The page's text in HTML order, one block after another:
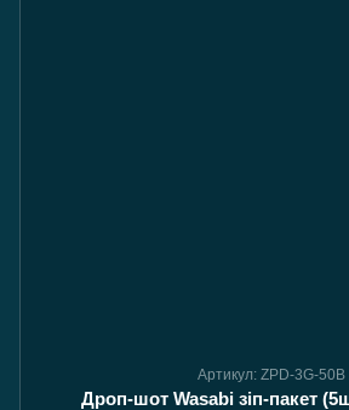
Артикул: ZPD-3G-50B
Дроп-шот Wasabi зіп-пакет